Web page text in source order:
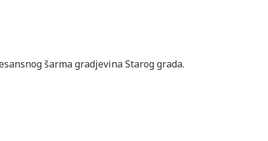
šarma gradjevina Starog grada.